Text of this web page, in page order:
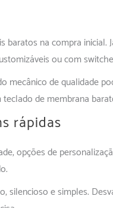
na compra inicial.
ou com
mecânico de qualidade
de membrana
rápidas
opções de
silencioso e simples.